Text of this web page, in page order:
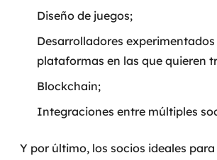
Diseño de juegos;
Desarrolladores experimentados
plataformas en las que quieren
Blockchain;
Integraciones entre múltiples
Y por último, los socios ideales